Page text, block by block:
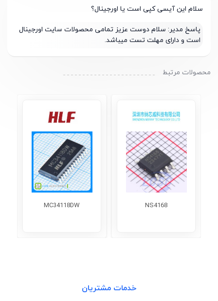
سلام این آیسی کپی است یا اورجینال؟
پاسخ مدیر: سلام دوست عزیز تمامی محصولات سایت اورجینال
است و دارای مهلت تست میباشد.
محصولات مرتبط
NS4168
MC34118DW
خدمات مشتریان